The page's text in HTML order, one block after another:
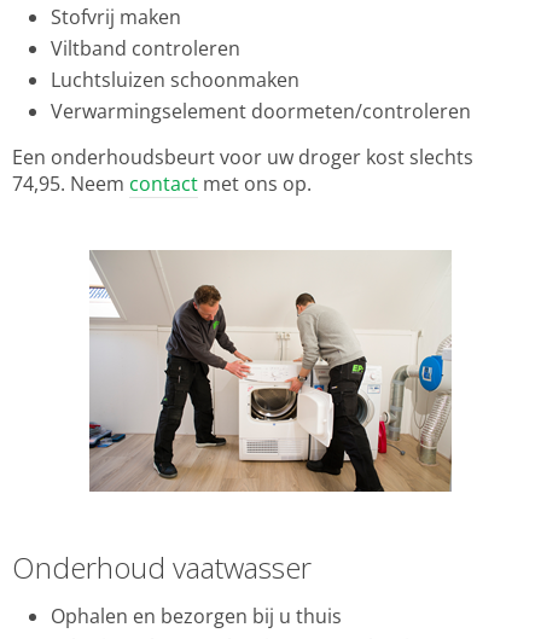
Stofvrij maken
Viltband controleren
Luchtsluizen schoonmaken
Verwarmingselement doormeten/controleren
Een onderhoudsbeurt voor uw droger kost slechts
74,95. Neem contact met ons op.
Onderhoud vaatwasser
Ophalen en bezorgen bij u thuis